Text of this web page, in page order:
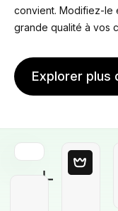
convient. Modifiez-le
grande qualité à vos
Explorer plus